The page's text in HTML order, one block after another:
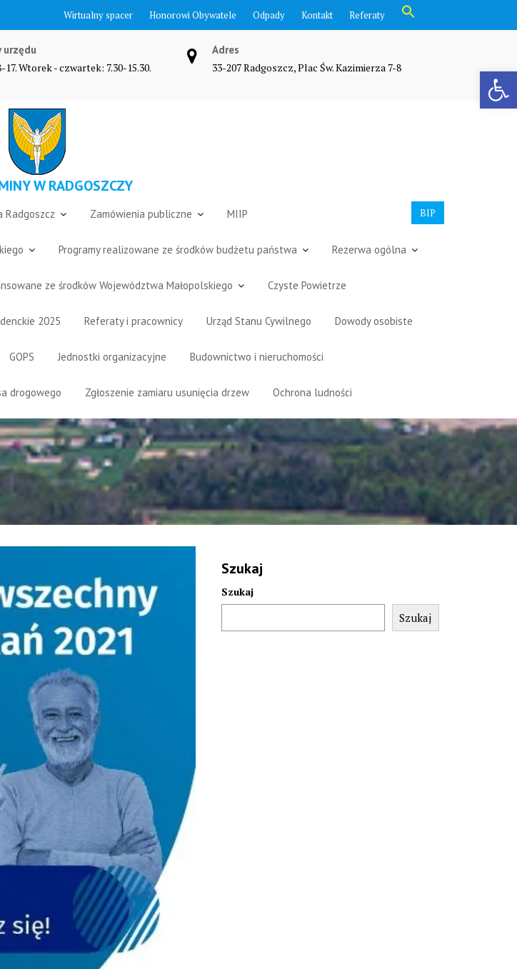
Otwórz pasek narzędzi
Wirtualny spacer Honorowi Obywatele Odpady Kontakt Referaty
Search Button
urzędu
17. Wtorek - czwartek: 7.30-15.30.
Adres
33-207 Radgoszcz, Plac Św. Kazimierza 7-8
W RADGOSZCZY
BIP
Radgoszcz Zamówienia publiczne MIIP
Programy realizowane ze środków budżetu państwa Rezerwa ogólna
ze środków Województwa Małopolskiego Czyste Powietrze
2025 Referaty i pracownicy Urząd Stanu Cywilnego Dowody osobiste
GOPS Jednostki organizacyjne Budownictwo i nieruchomości
drogowego Zgłoszenie zamiaru usunięcia drzew Ochrona ludności
Szukaj
Szukaj
Szukaj